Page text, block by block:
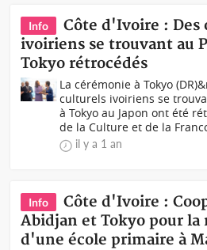
Info
Côte d'Ivoire : Des
ivoiriens se trouvant au
Tokyo rétrocédés
La cérémonie à Tokyo
culturels ivoiriens se
à Tokyo au Japon ont été
de la Culture et de la
il y a 1 an
Info
Côte d'Ivoire :
Abidjan et Tokyo pour
d'une école primaire à